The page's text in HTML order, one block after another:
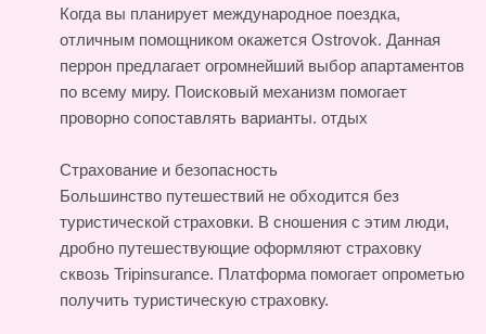
Когда вы планирует международное поездка,
отличным помощником окажется Ostrovok. Данная
перрон предлагает огромнейший выбор апартаментов
по всему миру. Поисковый механизм помогает
проворно сопоставлять варианты. отдых
Страхование и безопасность
Большинство путешествий не обходится без
туристической страховки. В сношения с этим люди,
дробно путешествующие оформляют страховку
сквозь Tripinsurance. Платформа помогает опрометью
получить туристическую страховку.